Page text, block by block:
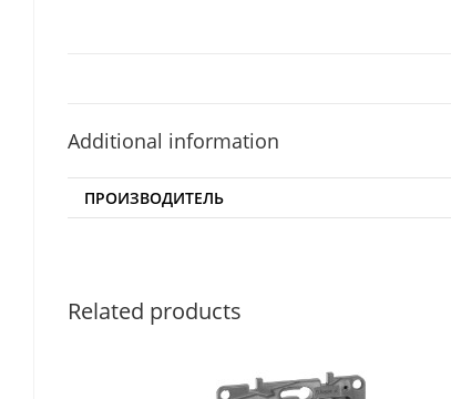
Additional information
ПРОИЗВОДИТЕЛЬ
Related products